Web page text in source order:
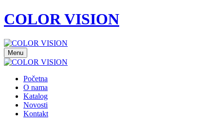
COLOR VISION
Menu
Početna
O nama
Katalog
Novosti
Kontakt